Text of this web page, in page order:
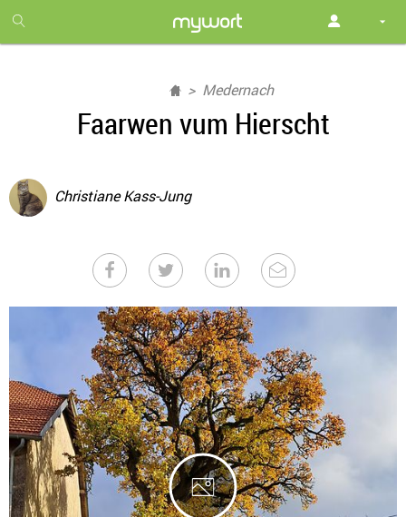
month
free
Medernach
Faarwen vum Hierscht
Christiane Kass-Jung